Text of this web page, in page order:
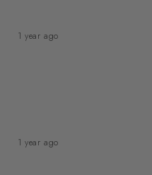
1 year ago
1 year ago